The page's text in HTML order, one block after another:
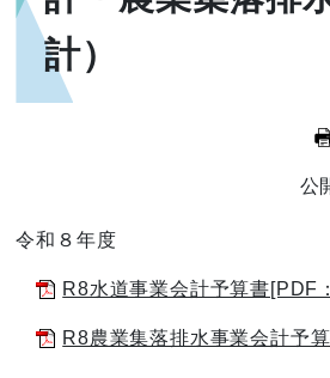
計）
公
令和８年度
R8水道事業会計予算書[PDF
R8農業集落排水事業会計予